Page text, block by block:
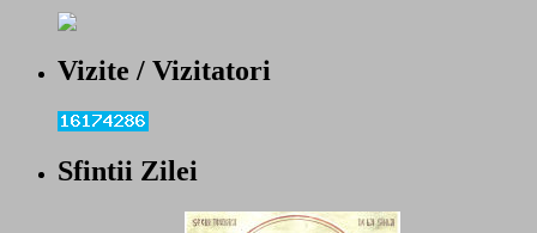
Vizite / Vizitatori
Sfintii Zilei